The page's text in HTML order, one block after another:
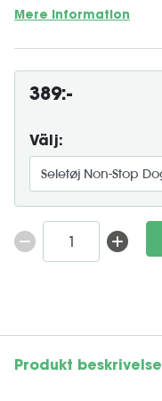
Mere information
389:-
Välj:
Produkt beskrivelse